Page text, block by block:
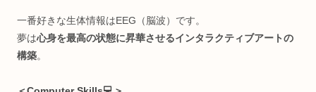
超お堅い中高一貫(岡山白陵)→メンタルブレイク→中退→病
で薬漬け→栄養学独学→1年で40kg痩せる→IT系専門学校→
金勿体なくて中退→GIFTED教育→プログラミング独学&リ
＆日本旅→放送大学→国際ヨガ資格→LINE株式会社(SES)→